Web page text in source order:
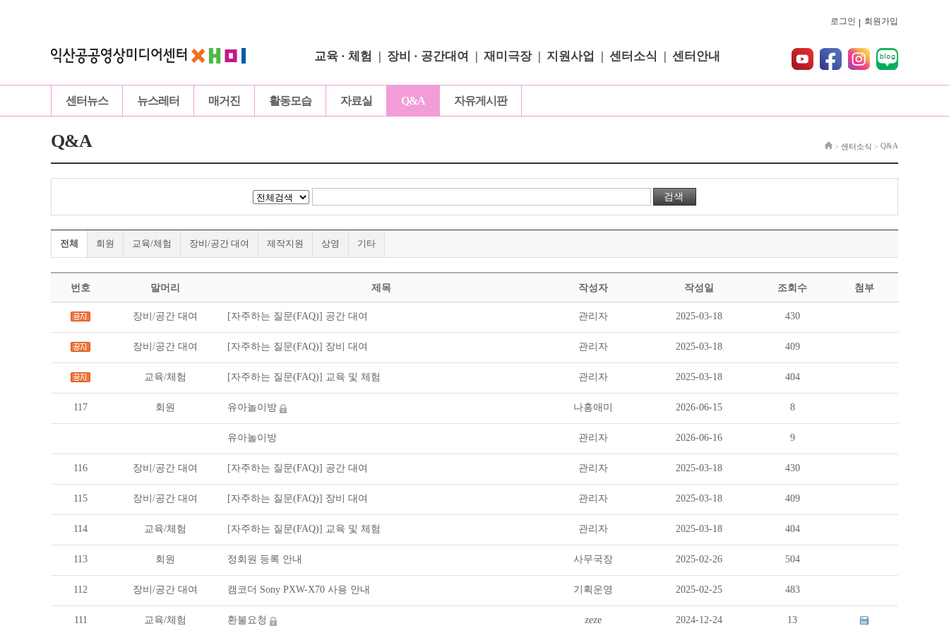
로그인 회원가입
교육 · 체험 장비 · 공간대여 재미극장 지원사업 센터소식 센터안내
센터뉴스 뉴스레터 매거진 활동모습 자료실 Q&A 자유게시판
Q&A > 센터소식 > Q&A
전체 회원 교육/체험 장비/공간 대여 제작지원 상영 기타
번호 말머리 제목 작성자 작성일 조회수 첨부
장비/공간 대여 [자주하는 질문(FAQ)] 공간 대여 관리자 2025-03-18 430
장비/공간 대여 [자주하는 질문(FAQ)] 장비 대여 관리자 2025-03-18 409
교육/체험 [자주하는 질문(FAQ)] 교육 및 체험 관리자 2025-03-18 404
117 회원 유아놀이방 나홍애미 2026-06-15 8
유아놀이방 관리자 2026-06-16 9
116 장비/공간 대여 [자주하는 질문(FAQ)] 공간 대여 관리자 2025-03-18 430
115 장비/공간 대여 [자주하는 질문(FAQ)] 장비 대여 관리자 2025-03-18 409
114 교육/체험 [자주하는 질문(FAQ)] 교육 및 체험 관리자 2025-03-18 404
113 회원 정회원 등록 안내 사무국장 2025-02-26 504
112 장비/공간 대여 캠코더 Sony PXW-X70 사용 안내 기획운영 2025-02-25 483
111 교육/체험 환불요청 zeze 2024-12-24 13